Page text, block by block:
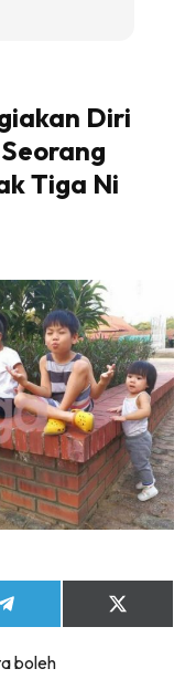
Diri
Tiga Ni
Share
on
Share
on
boleh